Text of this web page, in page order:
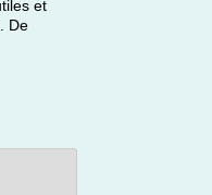
et
De